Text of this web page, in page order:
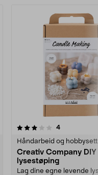
4anmeldelser
Håndarbeid og hobbysett
Creativ Company
lysestøping
Lag dine egne levende
5.0av 5 stjerner